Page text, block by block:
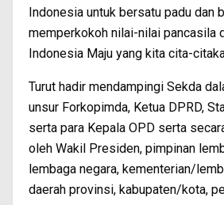
Indonesia untuk bersatu padu dan
memperkokoh nilai-nilai pancasila
Indonesia Maju yang kita cita-
Turut hadir mendampingi Sekda
unsur Forkopimda, Ketua DPRD,
serta para Kepala OPD serta
oleh Wakil Presiden, pimpinan
lembaga negara, kementerian/
daerah provinsi, kabupaten/kota,